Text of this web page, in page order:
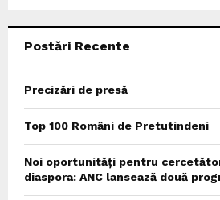
Postări Recente
Precizări de presă
Top 100 Români de Pretutindeni
Noi oportunități pentru
diaspora: ANC lansează două